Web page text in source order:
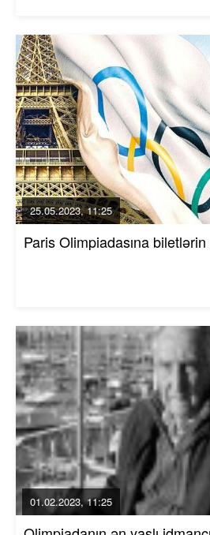
25.05.2023, 11:25
Paris Olimpiadasına biletlərin
01.02.2023, 11:25